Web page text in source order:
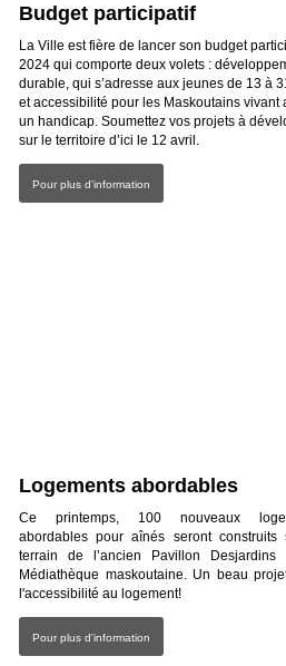
Budget participatif
La Ville est fière de lancer son budget
2024 qui comporte deux volets :
durable, qui s’adresse aux jeunes de 13 à
et accessibilité pour les Maskoutains vivant
un handicap. Soumettez vos projets à
sur le territoire d’ici le 12 avril.
Pour plus d'information
Logements abordables
Ce printemps, 100 nouveaux
abordables pour aînés seront construits
terrain de l’ancien Pavillon
Médiathèque maskoutaine. Un beau
l'accessibilité au logement!
Pour plus d'information